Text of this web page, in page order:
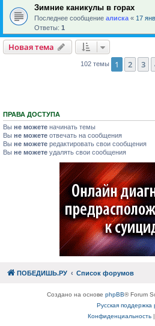
Зимние каникулы в горах
Последнее сообщение алиска « 17
Ответы: 1
Новая тема
102 темы 1 2 3
ПРАВА ДОСТУПА
Вы не можете начинать темы
Вы не можете отвечать на сообщения
Вы не можете редактировать свои сообщения
Вы не можете удалять свои сообщения
ПОБЕДИШЬ.РУ Список форумов
Создано на основе phpBB® Forum
Русская поддержка
Конфиденциальность|